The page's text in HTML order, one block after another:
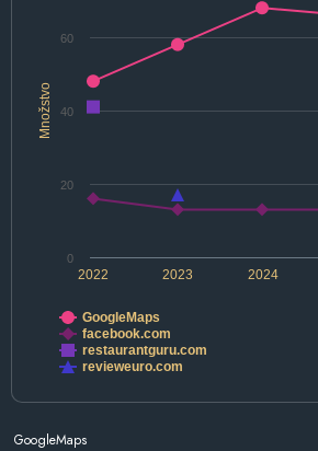
Množstvo
2022 2024
2023
20
40
60
0
GoogleMaps
facebook.com
restaurantguru.com
revieweuro.com
GoogleMaps